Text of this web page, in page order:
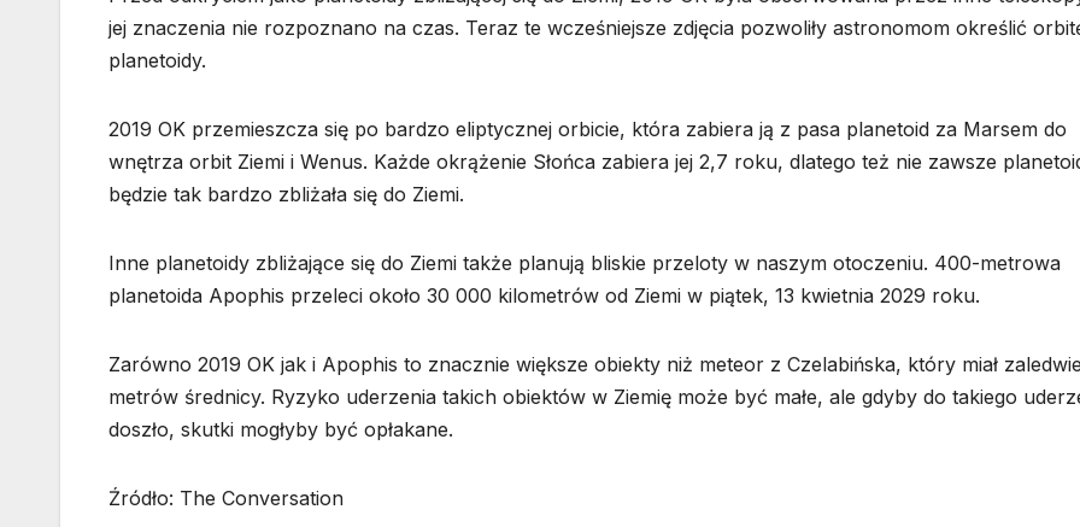
jej znaczenia nie rozpoznano na czas. Teraz te wcześniejsze zdjęcia pozwoliły astronomom określić
planetoidy.
2019 OK przemieszcza się po bardzo eliptycznej orbicie, która zabiera ją z pasa planetoid za Marsem do
wnętrza orbit Ziemi i Wenus. Każde okrążenie Słońca zabiera jej 2,7 roku, dlatego też nie zawsze
będzie tak bardzo zbliżała się do Ziemi.
Inne planetoidy zbliżające się do Ziemi także planują bliskie przeloty w naszym otoczeniu. 400-metrowa
planetoida Apophis przeleci około 30 000 kilometrów od Ziemi w piątek, 13 kwietnia 2029 roku.
Zarówno 2019 OK jak i Apophis to znacznie większe obiekty niż meteor z Czelabińska, który miał
metrów średnicy. Ryzyko uderzenia takich obiektów w Ziemię może być małe, ale gdyby do takiego
doszło, skutki mogłyby być opłakane.
Źródło: The Conversation